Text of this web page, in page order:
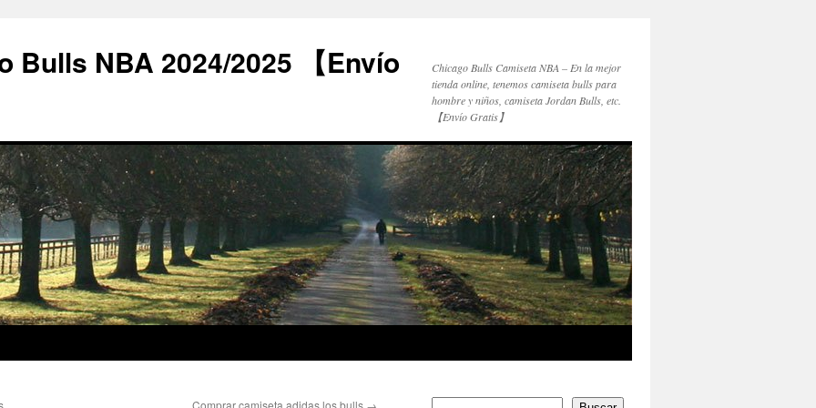
Bulls NBA 2024/2025 【Envío
Chicago Bulls Camiseta NBA – En la mejor
tienda online, tenemos camiseta bulls para
hombre y niños, camiseta Jordan Bulls, etc.
【Envío Gratis】
Comprar camiseta adidas los bulls →